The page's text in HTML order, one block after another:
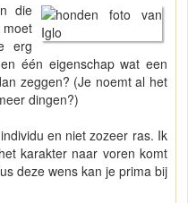
die
erg
één eigenschap wat een
zeggen? (Je noemt al het
dingen?)
en niet zozeer ras. Ik
karakter naar voren komt
deze wens kan je prima bij